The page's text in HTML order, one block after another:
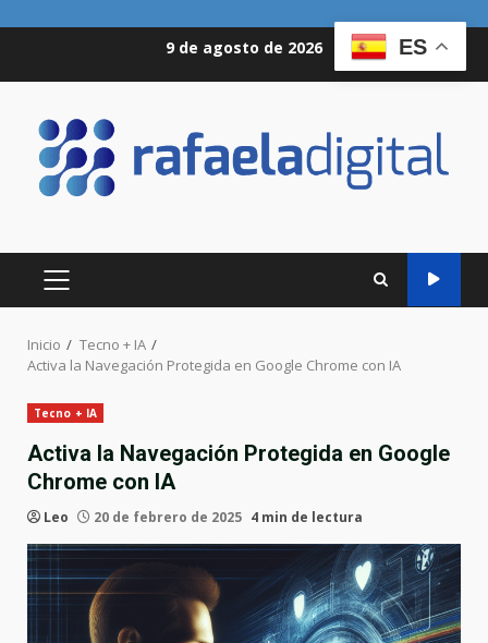
9 de agosto de 2026
MENÚ
PRINCIPAL
Inicio
Tecno + IA
Activa la Navegación Protegida en Google Chrome con IA
Tecno + IA
Activa la Navegación Protegida en Google
Chrome con IA
Leo 20 de febrero de 2025 4 min de lectura
ES